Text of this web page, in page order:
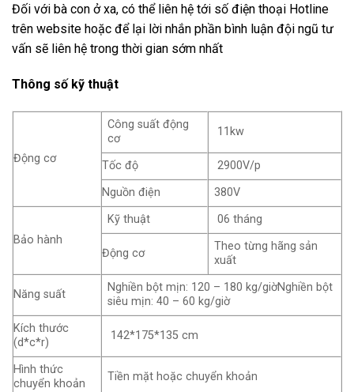
Đối với bà con ở xa, có thể liên hệ tới số điện thoại Hotline
trên website hoặc để lại lời nhắn phần bình luận đội ngũ tư
vấn sẽ liên hệ trong thời gian sớm nhất
Thông số kỹ thuật
Động cơ
Công suất động
cơ
11kw
Tốc độ
2900V/p
Nguồn điện
380V
Bảo hành
Kỹ thuật 06 tháng
Động cơ
Theo từng hãng sản
xuất
Năng suất
Nghiền bột mịn: 120 – 180 kg/giờNghiền bột
siêu mịn: 40 – 60 kg/giờ
Kích thước
(d*c*r)
142*175*135 cm
Hình thức
chuyển khoản
Tiền mặt hoặc chuyển khoản